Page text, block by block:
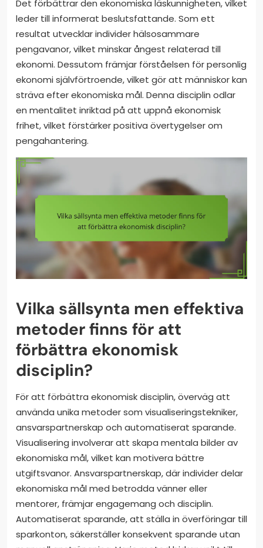
Det förbättrar den ekonomiska läskunnigheten, vilket
leder till informerat beslutsfattande. Som ett
resultat utvecklar individer hälsosammare
pengavanor, vilket minskar ångest relaterad till
ekonomi. Dessutom främjar förståelsen för personlig
ekonomi självförtroende, vilket gör att människor kan
sträva efter ekonomiska mål. Denna disciplin odlar
en mentalitet inriktad på att uppnå ekonomisk
frihet, vilket förstärker positiva övertygelser om
pengahantering.
Vilka sällsynta men effektiva
metoder finns för att
förbättra ekonomisk
disciplin?
För att förbättra ekonomisk disciplin, överväg att
använda unika metoder som visualiseringstekniker,
ansvarspartnerskap och automatiserat sparande.
Visualisering involverar att skapa mentala bilder av
ekonomiska mål, vilket kan motivera bättre
utgiftsvanor. Ansvarspartnerskap, där individer delar
ekonomiska mål med betrodda vänner eller
mentorer, främjar engagemang och disciplin.
Automatiserat sparande, att ställa in överföringar till
sparkonton, säkerställer konsekvent sparande utan